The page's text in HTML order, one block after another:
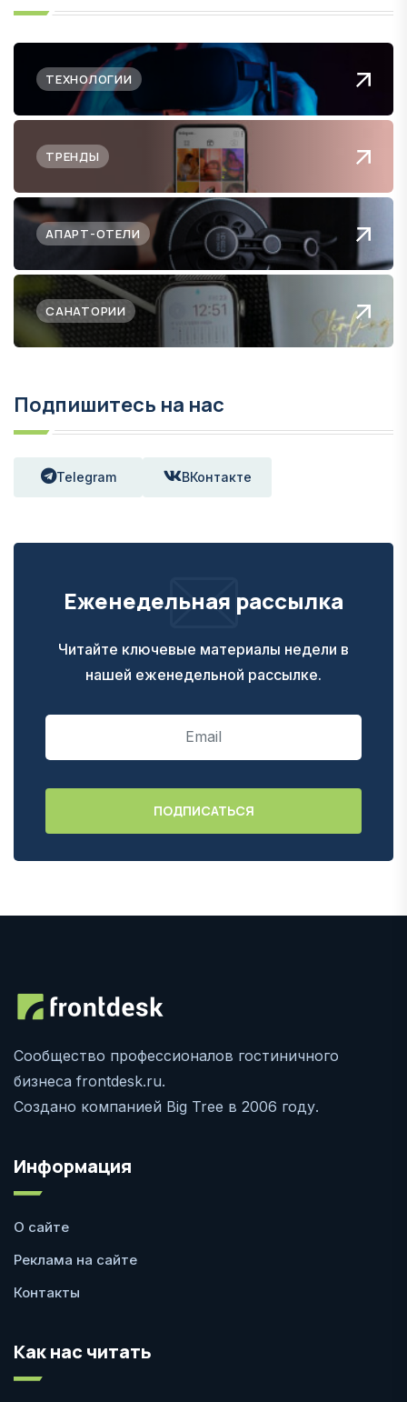
ТЕХНОЛОГИИ
ТРЕНДЫ
АПАРТ-ОТЕЛИ
САНАТОРИИ
Подпишитесь на нас
Telegram ВКонтакте
Еженедельная рассылка
Читайте ключевые материалы недели в
нашей еженедельной рассылке.
Сообщество профессионалов гостиничного
бизнеса frontdesk.ru.
Создано компанией Big Tree в 2006 году.
Информация
О сайте
Реклама на сайте
Контакты
Как нас читать